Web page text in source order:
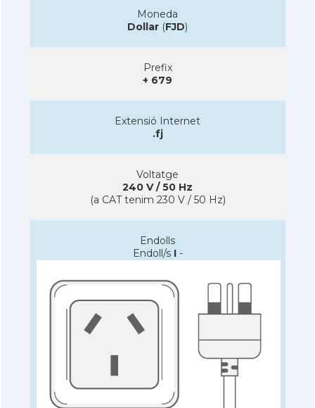
Moneda
Dollar (FJD)
Prefix
+ 679
Extensió Internet
.fj
Voltatge
240 V / 50 Hz
(a CAT tenim 230 V / 50 Hz)
Endolls
Endoll/s I-